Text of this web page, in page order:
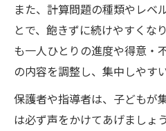
また、計算問題の種類やレベ
とで、飽きずに続けやすくな
も一人ひとりの進度や得意・
の内容を調整し、集中しやす
保護者や指導者は、子どもが
は必ず声をかけてあげましょ